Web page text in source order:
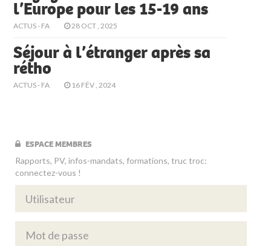
l’Europe pour les 15-19 ans
ACTUS - FA 28 OCT , 2025
Séjour à l’étranger après sa
rétho
ACTUS - FA 16 FÉV , 2024
ESPACE MEMBRES
Rapports, PV, infos-mandats, formations, truc troc:
connectez-vous !